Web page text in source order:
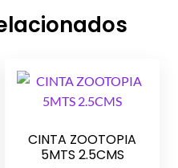
CINTA ZOOTOPIA
5MTS 2.5CMS